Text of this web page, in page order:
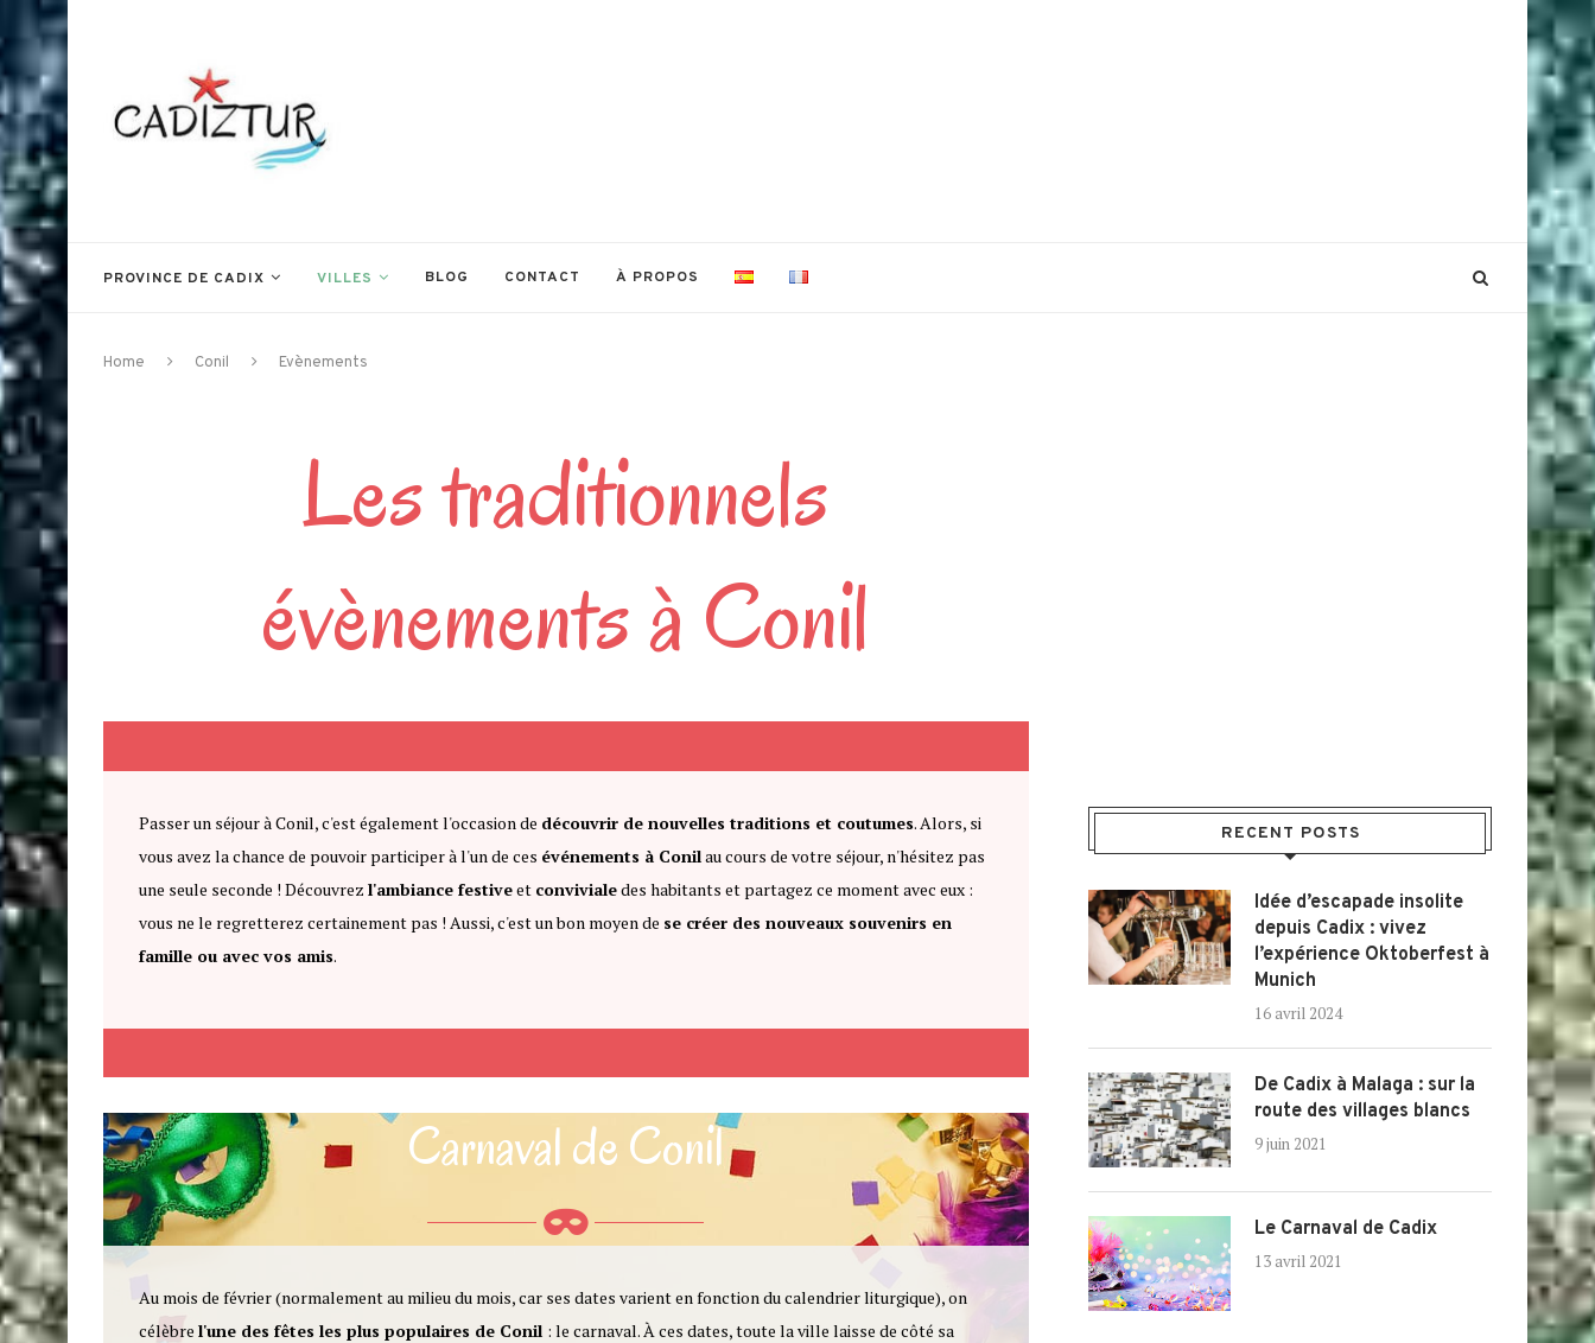
PROVINCE DE CADIX VILLES BLOG CONTACT À PROPOS
Home Conil Evènements
Les traditionnels
évènements à Conil
Passer un séjour à Conil, c'est également l'occasion de découvrir de nouvelles traditions et coutumes. Alors, si
vous avez la chance de pouvoir participer à l'un de ces événements à Conilau cours de votre séjour, n'hésitez pas
une seule seconde ! Découvrez l'ambiance festiveet convivialedes habitants et partagez ce moment avec eux :
vous ne le regretterez certainement pas ! Aussi, c'est un bon moyen de se créer des nouveaux souvenirs en
famille ou avec vos amis.
Carnaval de Conil
Au mois de février (normalement au milieu du mois, car ses dates varient en fonction du calendrier liturgique), on
célèbre l'une des fêtes les plus populaires de Conil : le carnaval. À ces dates, toute la ville laisse de côté sa
RECENT POSTS
Idée d’escapade insolite
depuis Cadix : vivez
l’expérience Oktoberfest à
Munich
16 avril 2024
De Cadix à Malaga : sur la
route des villages blancs
9 juin 2021
Le Carnaval de Cadix
13 avril 2021